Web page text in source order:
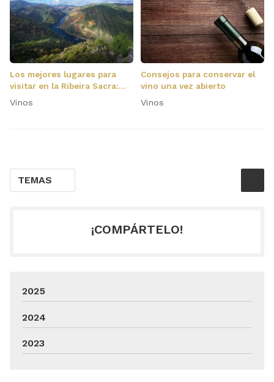
TEMAS
Los mejores lugares para
visitar en la Ribeira Sacra:
monasterios, miradores,
Vinos
Consejos para conservar el
vino una vez abierto
Vinos
¡COMPÁRTELO!
2025
2024
2023